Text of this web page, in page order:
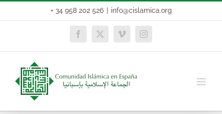
to
+ 34 958 202 526 info@cislamica.org
Facebook
X VimeoInstagram